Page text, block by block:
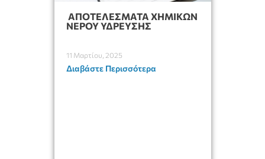
ΑΠΟΤΕΛΕΣΜΑΤΑ ΧΗΜΙΚΩΝ
ΝΕΡΟΥ ΥΔΡΕΥΣΗΣ
11 Μαρτίου, 2025
Διαβάστε Περισσότερα